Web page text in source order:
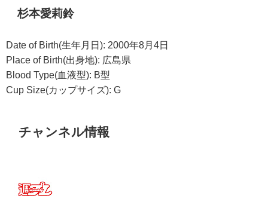
杉本愛莉鈴
Date of Birth(生年月日): 2000年8月4日
Place of Birth(出身地): 広島県
Blood Type(血液型): B型
Cup Size(カップサイズ): G
チャンネル情報